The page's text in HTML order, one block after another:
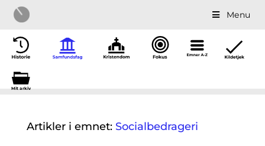
Menu
Mit arkiv
Artikler i emnet: Socialbedrageri